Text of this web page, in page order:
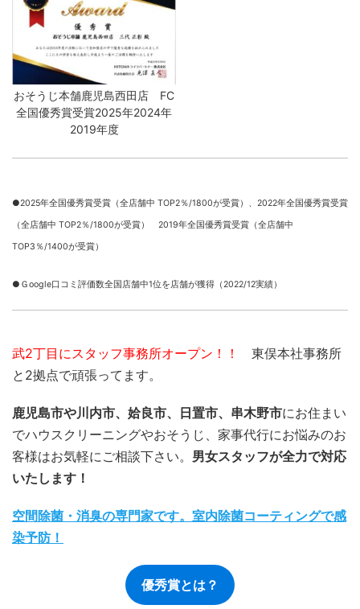
おそうじ本舗鹿児島西田店 FC
全国優秀賞受賞2025年2024年
2019年度
●2025年全国優秀賞受賞（全店舗中 TOP2％/1800が受賞）、 2022年全国優秀賞受賞
（全店舗中 TOP2％/1800が受賞） 2019年全国優秀賞受賞（全店舗中
TOP3％/1400が受賞）
●Ｇoogle口コミ評価数全国店舗中1位を店舗が獲得（2022/12実績）
武2丁目にスタッフ事務所オープン！！
東俣本社事務所
と2拠点で頑張ってます。
鹿児島市や川内市、姶良市、日置市、串木野市にお住まい
でハウスクリーニングやおそうじ、家事代行にお悩みのお
客様はお気軽にご相談下さい。 男女スタッフが全力で対応
いたします！
空間除菌・消臭の専門家です。室内除菌コーティングで感
染予防！
優秀賞とは？